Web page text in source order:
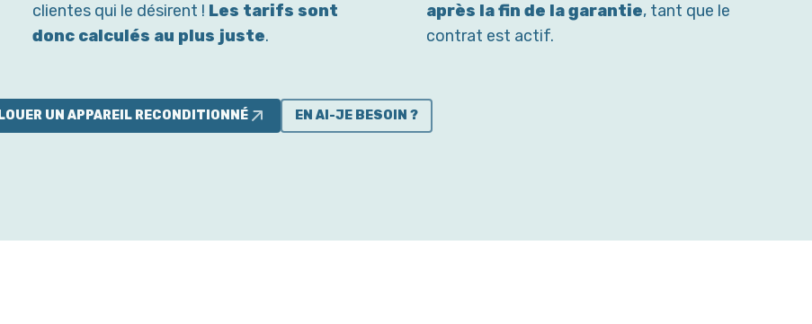
clientes qui le désirent ! Les tarifs sont
donc calculés au plus juste.
après la fin de la garantie, tant que le
contrat est actif.
LOUER UN APPAREIL RECONDITIONNÉ EN AI-JE BESOIN ?